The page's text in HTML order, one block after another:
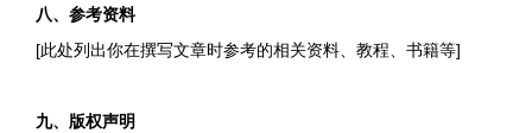
八、参考资料 ​​
[此处列出你在撰写文章时参考的相关资料、教程、书籍等] ​​
九、版权声明 ​​